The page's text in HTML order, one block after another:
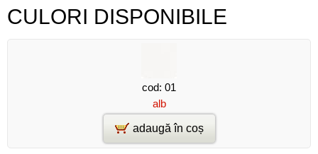
CULORI DISPONIBILE
cod: 01
alb
adaugă în coș